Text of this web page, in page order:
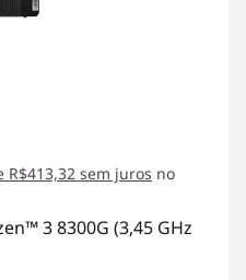
:-R$595,20
R$413,32 sem juros no
3 8300G (3,45 GHz